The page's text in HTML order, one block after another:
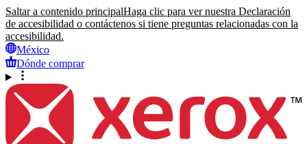
Saltar a contenido principalHaga clic para ver nuestra Declaración
de accesibilidad o contáctenos si tiene preguntas relacionadas con la
accesibilidad.
México
Dónde comprar